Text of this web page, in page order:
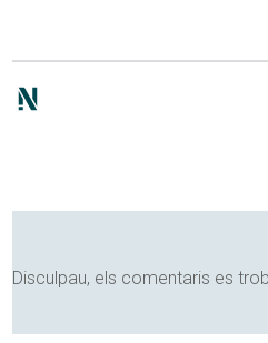
Disculpau, els comentaris es